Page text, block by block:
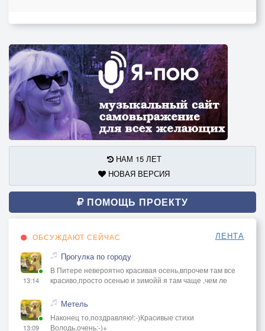
НАМ 15 ЛЕТ
НОВАЯ ВЕРСИЯ
ПОМОЩЬ ПРОЕКТУ
ОБСУЖДАЮТ СЕЙЧАС ЛЕНТА
13:14
Прогулка по городу
В Питере невероятно красивая осень,впрочем там все
красиво,просто осенью и зимойй я там чаще ,чем ле
13:09
Метель
Наконец то,поздравляю!:-)Красивые стихи
Володь,очень:-)+